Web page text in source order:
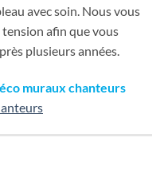
avec soin. Nous vous
afin que vous
plusieurs années.
muraux chanteurs